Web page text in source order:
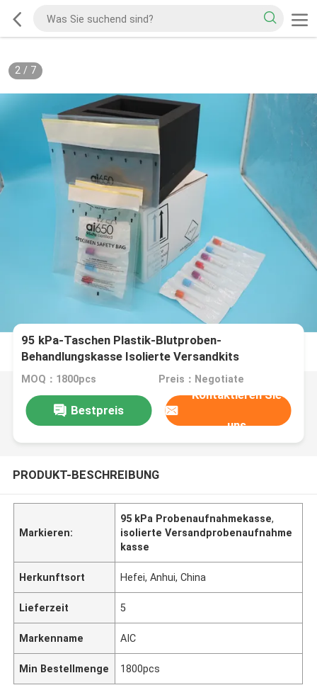
2/ 7
95 kPa-Taschen Plastik-Blutproben-
Behandlungskasse Isolierte Versandkits
MOQ：1800pcs Preis：Negotiate
Bestpreis
Kontaktieren Sie
uns
PRODUKT-BESCHREIBUNG
Markieren:
95 kPa Probenaufnahmekasse,
isolierte Versandprobenaufnahme
kasse
Herkunftsort Hefei, Anhui, China
Lieferzeit 5
Markenname AIC
Min Bestellmenge 1800pcs